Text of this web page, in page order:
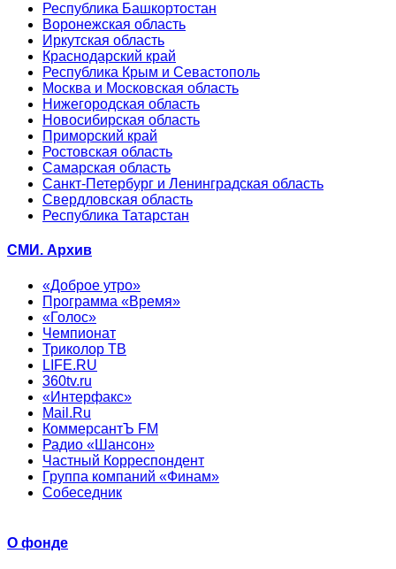
Республика Башкортостан
Воронежская область
Иркутская область
Краснодарский край
Республика Крым и Севастополь
Москва и Московская область
Нижегородская область
Новосибирская область
Приморский край
Ростовская область
Самарская область
Санкт-Петербург и Ленинградская область
Свердловская область
Республика Татарстан
СМИ. Архив
«Доброе утро»
Программа «Время»
«Голос»
Чемпионат
Триколор ТВ
LIFE.RU
360tv.ru
«Интерфакс»
Mail.Ru
КоммерсантЪ FM
Радио «Шансон»
Частный Корреспондент
Группа компаний «Финам»
Собеседник
О фонде